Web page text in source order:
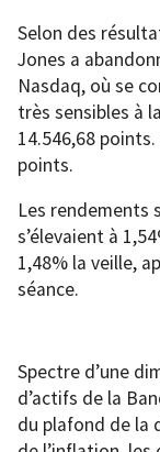
Selon des
Jones a
Nasdaq, où se
très sensibles à
14.546,68 points.
points.
Les rendements
s’élevaient à
1,48% la veille,
séance.
Spectre d’une
d’actifs de la
du plafond de la